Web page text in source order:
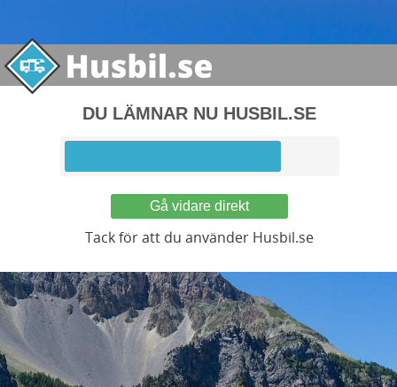
DU LÄMNAR NU HUSBIL.SE
Gå vidare direkt
Tack för att du använder Husbil.se